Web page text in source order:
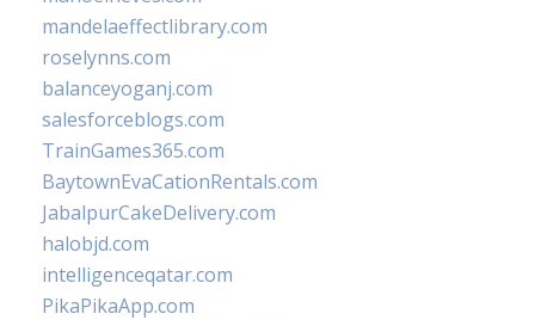
mandelaeffectlibrary.com
roselynns.com
balanceyoganj.com
salesforceblogs.com
TrainGames365.com
BaytownEvaCationRentals.com
JabalpurCakeDelivery.com
halobjd.com
intelligenceqatar.com
PikaPikaApp.com